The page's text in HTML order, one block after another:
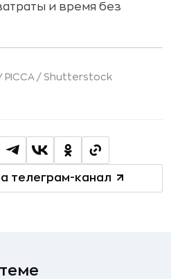
и время без
PICCA / Shutterstock
телеграм-канал